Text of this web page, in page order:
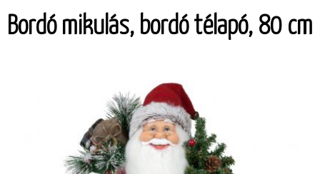
Bordó mikulás, bordó télapó, 80 cm